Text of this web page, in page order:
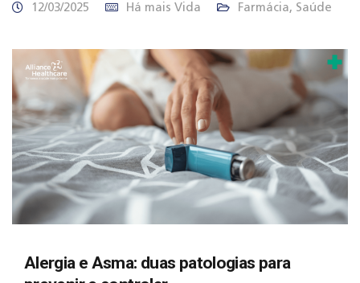
12/03/2025 Há mais Vida Farmácia, Saúde
Alergia e Asma: duas patologias para